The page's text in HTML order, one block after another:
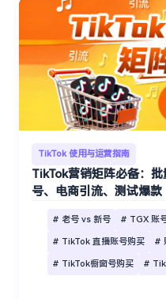
TikTok 使用与运营指南
TikTok营销矩阵必备：
号、电商引流、测试爆款
# 老号 vs 新号 # TGX 账
# TikTok 直播账号购买 #
# TikTok橱窗号购买 #